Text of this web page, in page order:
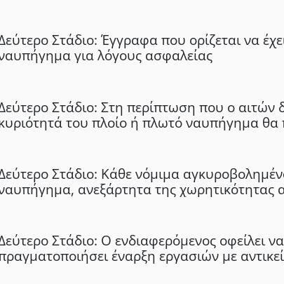
Στάδιο: Έγγραφα που ορίζεται να
για λόγους ασφαλείας
Στάδιο: Στη περίπτωση που ο αιτών
του πλοίο ή πλωτό ναυπήγημα θα
Στάδιο: Κάθε νόμιμα
ανεξάρτητα της χωρητικότητας
προβλέπεται στο Π.Δ. 121/79
Στάδιο: Ο ενδιαφερόμενος οφείλει
έναρξη εργασιών με